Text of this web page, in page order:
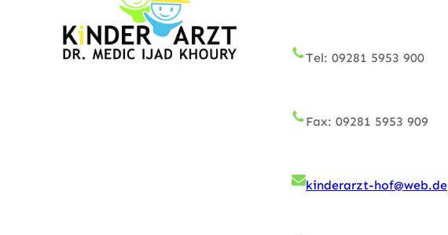
Tel: 09281 5953 900
Fax: 09281 5953 909
kinderarzt-hof@web.de